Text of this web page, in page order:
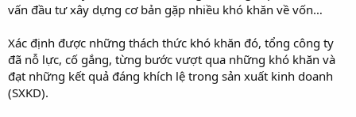
vấn đầu tư xây dựng cơ bản gặp nhiều khó khăn về vốn…
Xác định được những thách thức khó khăn đó, tổng công ty
đã nỗ lực, cố gắng, từng bước vượt qua những khó khăn và
đạt những kết quả đáng khích lệ trong sản xuất kinh doanh
(SXKD).